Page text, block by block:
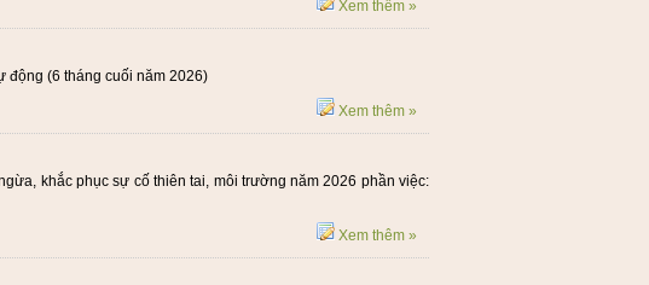
Xem thêm »
động (6 tháng cuối năm 2026)
Xem thêm »
khắc phục sự cố thiên tai, môi trường năm 2026 phần việc:
Xem thêm »